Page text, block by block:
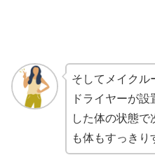
そしてメイクル
ドライヤーが設
した体の状態で
も体もすっきり